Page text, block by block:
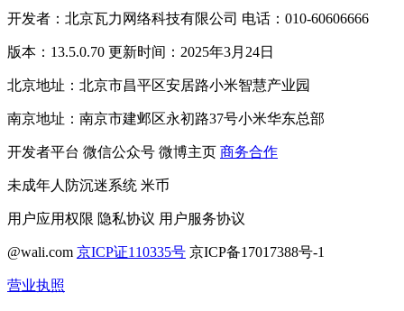
开发者：北京瓦力网络科技有限公司 电话：010-60606666
版本：13.5.0.70 更新时间：2025年3月24日
北京地址：北京市昌平区安居路小米智慧产业园
南京地址：南京市建邺区永初路37号小米华东总部
开发者平台 微信公众号 微博主页 商务合作
未成年人防沉迷系统 米币
用户应用权限 隐私协议 用户服务协议
@wali.com 京ICP证110335号 京ICP备17017388号-1
营业执照